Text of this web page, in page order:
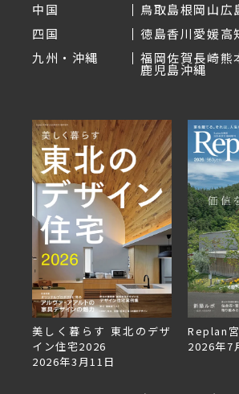
中国
鳥取島根岡山広
四国
徳島香川愛媛高
九州・沖縄
福岡佐賀長崎熊
鹿児島沖縄
Replan宮城2026
2026年7月30日
Replan北
2026年6